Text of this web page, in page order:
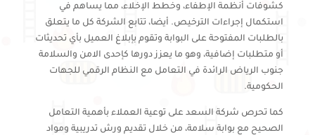
كشوفات أنظمة الإطفاء، وخطط الإخلاء، مما يساهم في
استكمال إجراءات الترخيص. أيضا، تتابع الشركة كل ما يتعلق
بالطلبات المفتوحة على البوابة وتقوم بإبلاغ العميل بأي تحديثات
أو متطلبات إضافية، وهو ما يعزز دورها كإحدى الامن والسلامة
جنوب الرياض الرائدة في التعامل مع النظام الرقمي للجهات
الحكومية.
كما تحرص شركة السعد على توعية العملاء بأهمية التعامل
الصحيح مع بوابة سلامة، من خلال تقديم ورش تدريبية ومواد